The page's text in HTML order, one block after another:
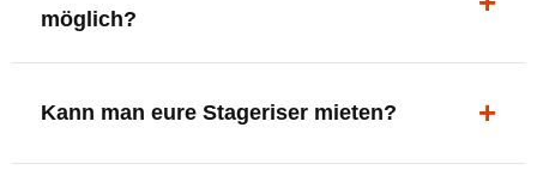
möglich?
XLR-Brücke / Schnittstelle
Setlist-Clip
Kann man eure Stageriser mieten?